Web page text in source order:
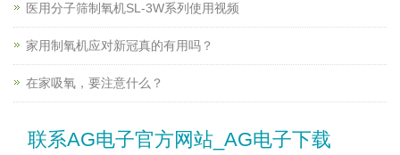
医用分子筛制氧机SL-3W系列使用视频
家用制氧机应对新冠真的有用吗？
在家吸氧，要注意什么？
联系AG电子官方网站_AG电子下载